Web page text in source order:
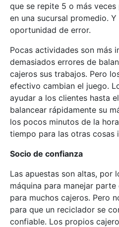
que se repite 5 o más
en una sucursal promedio.
oportunidad de error.
Pocas actividades son más
demasiados errores de
cajeros sus trabajos. Pero
efectivo cambian el juego.
ayudar a los clientes hasta
balancear rápidamente su
los pocos minutos de la
tiempo para las otras cosas
Socio de confianza
Las apuestas son altas, por
máquina para manejar
para muchos cajeros. Pero
para que un reciclador se
confiable. Los propios